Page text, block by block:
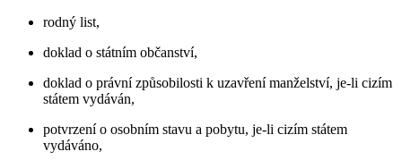
rodný list,
doklad o státním občanství,
doklad o právní způsobilosti k uzavření manželství, je-li cizím
státem vydáván,
potvrzení o osobním stavu a pobytu, je-li cizím státem
vydáváno,